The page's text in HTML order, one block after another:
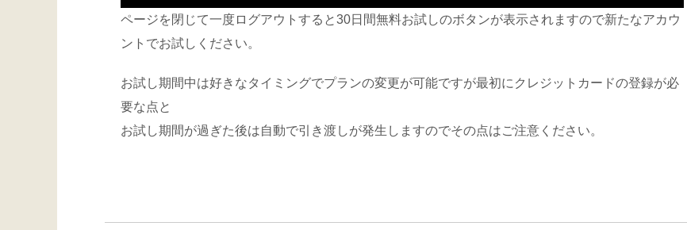
ページを閉じて一度ログアウトすると30日間無料お試しのボタンが表示されますので新たなアカウ
ントでお試しください。
お試し期間中は好きなタイミングでプランの変更が可能ですが最初にクレジットカードの登録が必
要な点と
お試し期間が過ぎた後は自動で引き渡しが発生しますのでその点はご注意ください。